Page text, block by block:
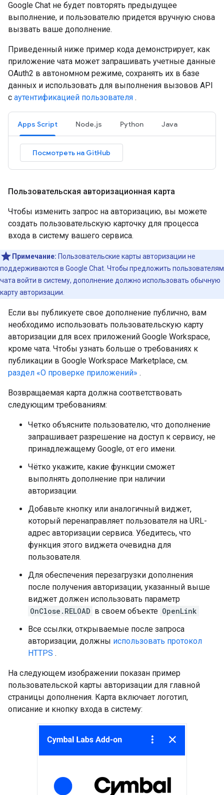
Google Chat не будет повторять предыдущее
выполнение, и пользователю придется вручную снова
вызвать ваше дополнение.
Приведенный ниже пример кода демонстрирует, как
приложение чата может запрашивать учетные данные
OAuth2 в автономном режиме, сохранять их в базе
данных и использовать для выполнения вызовов API
с аутентификацией пользователя .
Apps Script Node.js Python Java
Посмотреть на GitHub
Пользовательская авторизационная карта
Чтобы изменить запрос на авторизацию, вы можете
создать пользовательскую карточку для процесса
входа в систему вашего сервиса.
Примечание: Пользовательские карты авторизации не
поддерживаются в Google Chat. Чтобы предложить пользователям
чата войти в систему, дополнение должно использовать обычную
карту авторизации.
Если вы публикуете свое дополнение публично, вам
необходимо использовать пользовательскую карту
авторизации для всех приложений Google Workspace,
кроме чата. Чтобы узнать больше о требованиях к
публикации в Google Workspace Marketplace, см.
раздел «О проверке приложений» .
Возвращаемая карта должна соответствовать
следующим требованиям:
Четко объясните пользователю, что дополнение
запрашивает разрешение на доступ к сервису, не
принадлежащему Google, от его имени.
Чётко укажите, какие функции сможет
выполнять дополнение при наличии
авторизации.
Добавьте кнопку или аналогичный виджет,
который перенаправляет пользователя на URL-
адрес авторизации сервиса. Убедитесь, что
функция этого виджета очевидна для
пользователя.
Для обеспечения перезагрузки дополнения
после получения авторизации, указанный выше
виджет должен использовать параметр
OnClose.RELOAD в своем объекте OpenLink
Все ссылки, открываемые после запроса
авторизации, должны использовать протокол
HTTPS .
На следующем изображении показан пример
пользовательской карты авторизации для главной
страницы дополнения. Карта включает логотип,
описание и кнопку входа в систему: